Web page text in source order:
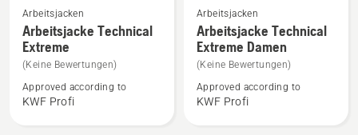
Mehr
Details
Arbeitsjacke
Technical
Extreme
Arbeitsjacken
Arbeitsjacke Technical
Extreme
(Keine Bewertungen)
Approved according to
KWF Profi
Mehr
Details
Arbeitsjacke
Technical
Extreme
Arbeitsjacken
Arbeitsjacke Technical
Extreme Damen
(Keine Bewertungen)
Approved according to
KWF Profi